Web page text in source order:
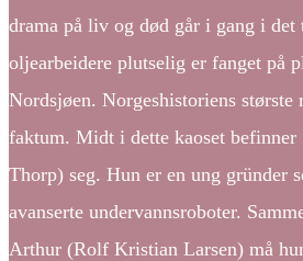
drama på liv og død går i gang i det
oljearbeidere plutselig er fanget på
Nordsjøen. Norgeshistoriens største
faktum. Midt i dette kaoset
Thorp) seg. Hun er en ung gründer
avanserte undervannsroboter.
Arthur (Rolf Kristian Larsen) må